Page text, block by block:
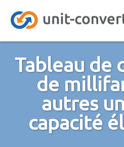
Tableau de
de
autres
capacité